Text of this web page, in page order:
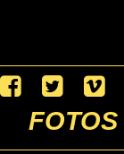
FOTOS